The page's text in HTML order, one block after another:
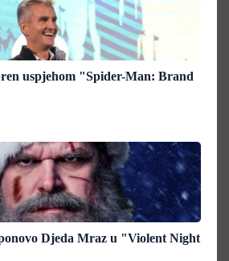
uspjehom "Spider-Man: Brand
Djeda Mraz u "Violent Night